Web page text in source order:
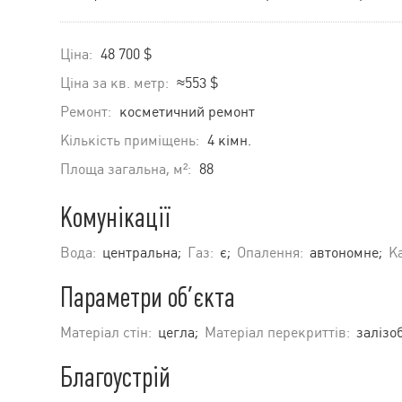
Ціна: 48 700 $
Ціна за кв. метр: ≈553 $
Ремонт: косметичний ремонт
Кількість приміщень: 4 кімн.
Площа загальна, м²: 88
Комунікації
Вода: центральна; Газ: є; Опалення: автономне;
Параметри об’єкта
Матеріал стін: цегла; Матеріал перекриттів:
Благоустрій